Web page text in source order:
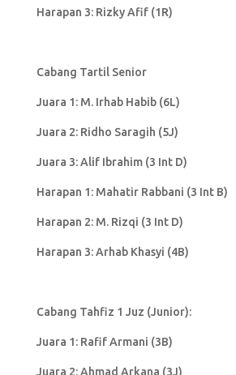
Harapan 3: Rizky Afif (1R)
Cabang Tartil Senior
Juara 1: M. Irhab Habib (6L)
Juara 2: Ridho Saragih (5J)
Juara 3: Alif Ibrahim (3 Int D)
Harapan 1: Mahatir Rabbani (3 Int B)
Harapan 2: M. Rizqi (3 Int D)
Harapan 3: Arhab Khasyi (4B)
Cabang Tahfiz 1 Juz (Junior):
Juara 1: Rafif Armani (3B)
Juara 2: Ahmad Arkana (3J)